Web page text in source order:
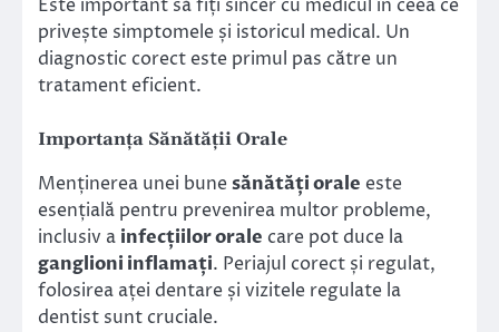
Este important să fiți sincer cu medicul în ceea ce
privește simptomele și istoricul medical. Un
diagnostic corect este primul pas către un
tratament eficient.
Importanța Sănătății Orale
Menținerea unei bunesănătăți orale este
esențială pentru prevenirea multor probleme,
inclusiv a infecțiilor orale care pot duce la
ganglioni inflamați. Periajul corect și regulat,
folosirea aței dentare și vizitele regulate la
dentist sunt cruciale.